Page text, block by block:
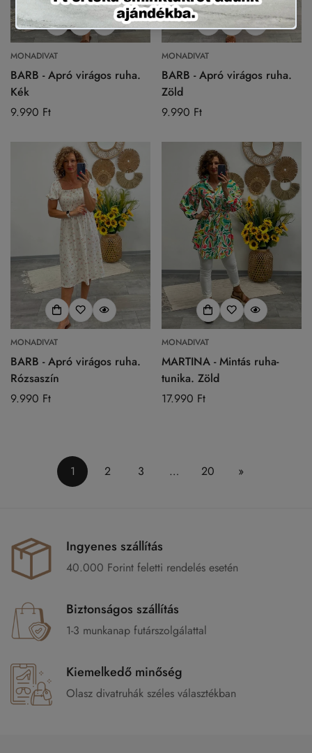
MONADIVAT
BARB - Apró virágos ruha.
Kék
Normál
9.990 Ft
MONADIVAT
BARB - Apró virágos ruha.
Zöld
Normál
9.990 Ft
MONADIVAT
BARB - Apró virágos ruha.
Rózsaszín
Normál
9.990 Ft
MONADIVAT
MARTINA - Mintás ruha-
tunika. Zöld
Normál
17.990 Ft
1 2 3 … 20 »
Ingyenes szállítás
40.000 Forint feletti rendelés esetén
Biztonságos szállítás
1-3 munkanap futárszolgálattal
Kiemelkedő minőség
Olasz divatruhák széles választékban